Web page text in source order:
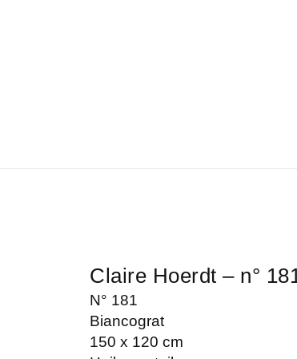
Claire Hoerdt – n°
N° 181
Biancograt
150 x 120 cm